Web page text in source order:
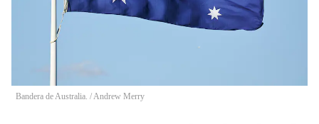
Bandera de Australia. /Andrew Merry